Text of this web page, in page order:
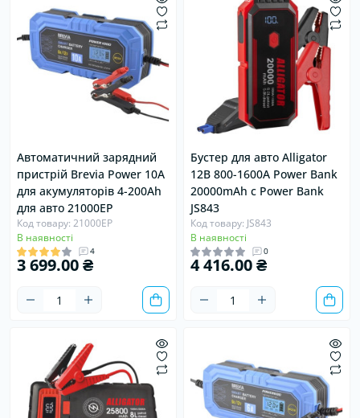
Автоматичний зарядний
пристрій Brevia Power 10А
для акумуляторів 4-200Ah
для авто 21000EP
Код товару: 21000EP
В наявності
4
3 699.00 ₴
Бустер для авто Alligator
12В 800-1600A Power Bank
20000mAh с Power Bank
JS843
Код товару: JS843
В наявності
0
4 416.00 ₴
Продано